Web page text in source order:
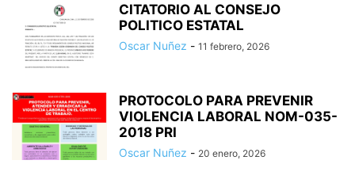
CITATORIO AL CONSEJO
POLITICO ESTATAL
Oscar Nuñez - 11 febrero, 2026
PROTOCOLO PARA PREVENIR
VIOLENCIA LABORAL NOM-035-
2018 PRI
Oscar Nuñez - 20 enero, 2026